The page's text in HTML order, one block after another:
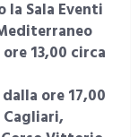
la Sala Eventi
13,00 circa
ore 17,00
Cagliari,